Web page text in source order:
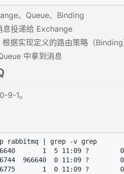
、Queue、Binding
息投递给 Exchange
据实现定义的路由策略（
中拿到消息
9-1。
rabbitmq | grep -v grep
1  5 11:09 ?
966640  0 11:09 ?
1  0 11:09 ?